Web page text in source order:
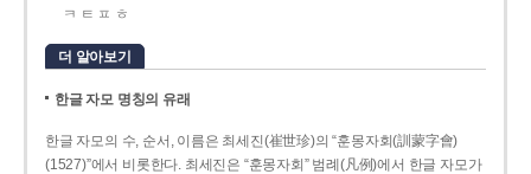
ㅋ ㅌ ㅍ ㅎ
더 알아보기
한글 자모 명칭의 유래
한글 자모의 수, 순서, 이름은 최세진(崔世珍)의 “훈몽자회(訓蒙字會)
(1527)”에서 비롯한다. 최세진은 “훈몽자회” 범례(凡例)에서 한글 자모가